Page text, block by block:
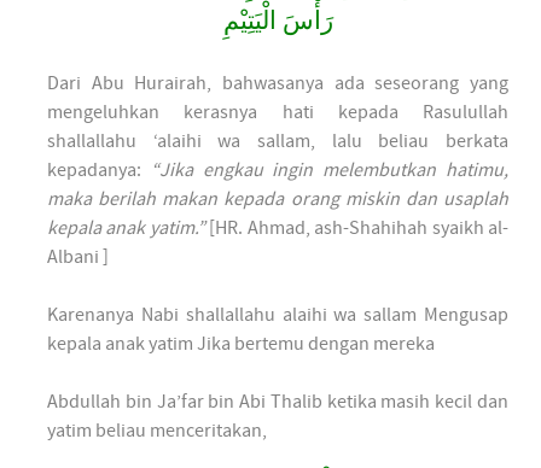
ﺭَﺃْﺱَ ﺍﻟْﻴَﺘِﻴْﻢِ
Dari Abu Hurairah, bahwasanya ada seseorang yang
mengeluhkan kerasnya hati kepada Rasulullah
shallallahu ‘alaihi wa sallam, lalu beliau berkata
kepadanya:
“Jika engkau ingin melembutkan hatimu,
maka berilah makan kepada orang miskin dan usaplah
kepala anak yatim.”[HR. Ahmad, ash-Shahihah syaikh al-
Albani ]
Karenanya Nabi shallallahu alaihi wa sallam Mengusap
kepala anak yatim Jika bertemu dengan mereka
Abdullah bin Ja’far bin Abi Thalib ketika masih kecil dan
yatim beliau menceritakan,